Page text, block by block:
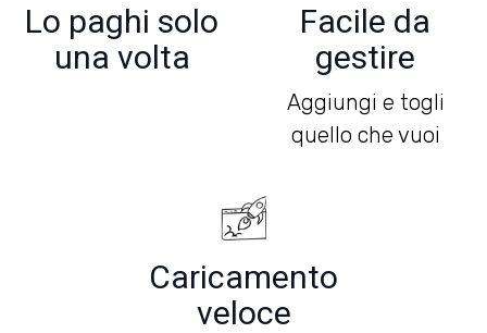
Lo paghi solo
una volta
Facile da
gestire
Aggiungi e togli
quello che vuoi
Caricamento
veloce